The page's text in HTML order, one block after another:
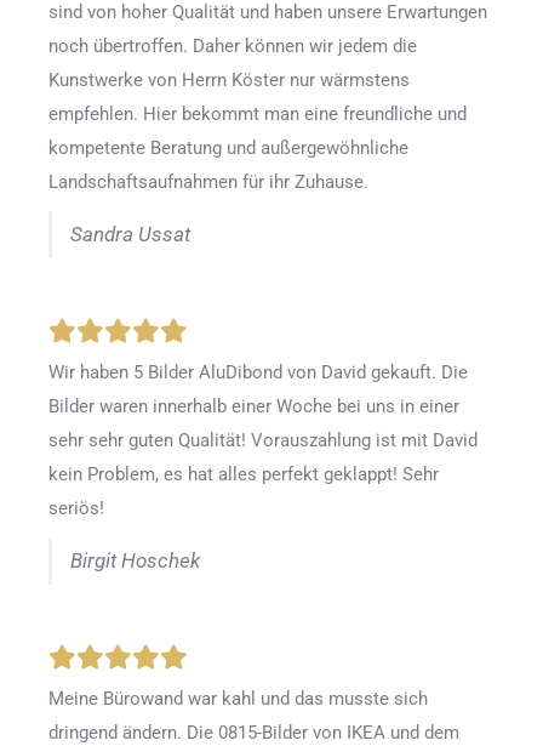
sind von hoher Qualität und haben unsere Erwartungen
noch übertroffen. Daher können wir jedem die
Kunstwerke von Herrn Köster nur wärmstens
empfehlen. Hier bekommt man eine freundliche und
kompetente Beratung und außergewöhnliche
Landschaftsaufnahmen für ihr Zuhause.
Sandra Ussat
Wir haben 5 Bilder AluDibond von David gekauft. Die
Bilder waren innerhalb einer Woche bei uns in einer
sehr sehr guten Qualität! Vorauszahlung ist mit David
kein Problem, es hat alles perfekt geklappt! Sehr
seriös!
Birgit Hoschek
Meine Bürowand war kahl und das musste sich
dringend ändern. Die 0815-Bilder von IKEA und dem